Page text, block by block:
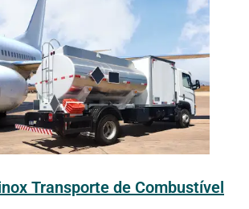
Transporte de Combustível